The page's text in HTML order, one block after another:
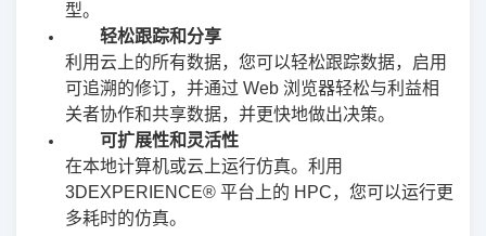
型。
轻松跟踪和分享
利用云上的所有数据，您可以轻松跟踪数据，启用
可追溯的修订，并通过 Web 浏览器轻松与利益相
关者协作和共享数据，并更快地做出决策。
可扩展性和灵活性
在本地计算机或云上运行仿真。利用
3DEXPERIENCE® 平台上的 HPC，您可以运行更
多耗时的仿真。